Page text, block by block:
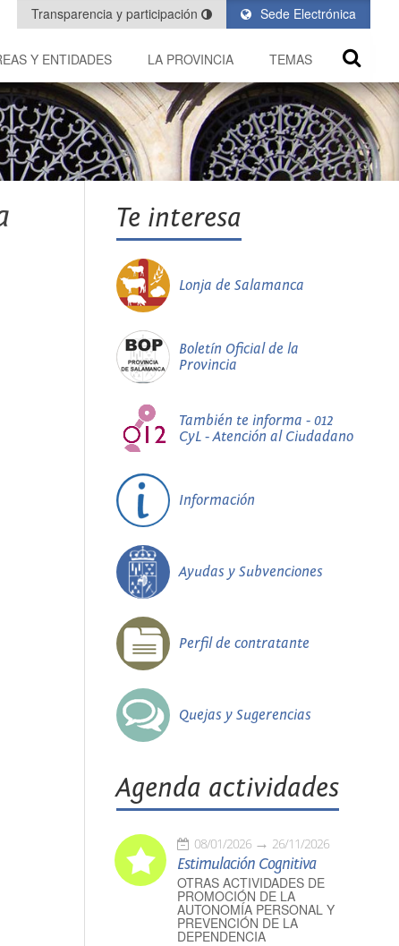
Sede Electrónica
Transparencia y participación
Y ENTIDADES LA PROVINCIA TEMAS
Te interesa
Lonja de Salamanca
Boletín Oficial de la
Provincia
También te informa - 012
CyL - Atención al Ciudadano
Información
Ayudas y Subvenciones
Perfil de contratante
Quejas y Sugerencias
Agenda actividades
08/01/2026 26/11/2026
Estimulación Cognitiva
OTRAS ACTIVIDADES DE
PROMOCIÓN DE LA
AUTONOMÍA PERSONAL Y
PREVENCIÓN DE LA
DEPENDENCIA